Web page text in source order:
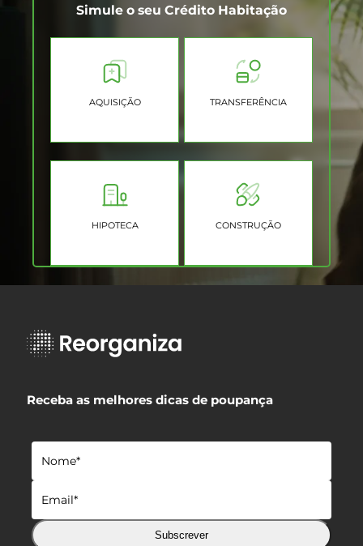
Simule o seu Crédito Habitação
AQUISIÇÃO TRANSFERÊNCIA
HIPOTECA CONSTRUÇÃO
Receba as melhores dicas de poupança
Subscrever